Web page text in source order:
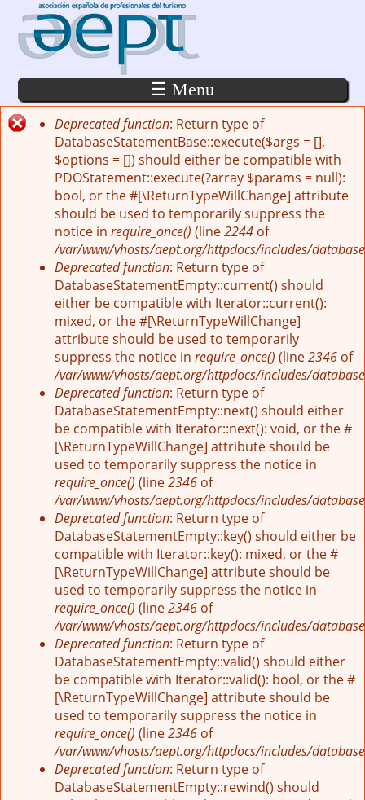
Pasar al contenido principal
☰ Menu
Mensaje de error
Deprecated function: Return type of
DatabaseStatementBase::execute($args = [],
$options = []) should either be compatible with
PDOStatement::execute(?array $params = null):
bool, or the #[\ReturnTypeWillChange] attribute
should be used to temporarily suppress the
notice in require_once() (line2244 of
/var/www/vhosts/aept.org/httpdocs/includes/
Deprecated function: Return type of
DatabaseStatementEmpty::current() should
either be compatible with Iterator::current():
mixed, or the #[\ReturnTypeWillChange]
attribute should be used to temporarily
suppress the notice in require_once() (line2346 of
/var/www/vhosts/aept.org/httpdocs/includes/
Deprecated function: Return type of
DatabaseStatementEmpty::next() should either
be compatible with Iterator::next(): void, or the #
[\ReturnTypeWillChange] attribute should be
used to temporarily suppress the notice in
require_once() (line2346 of
/var/www/vhosts/aept.org/httpdocs/includes/
Deprecated function: Return type of
DatabaseStatementEmpty::key() should either be
compatible with Iterator::key(): mixed, or the #
[\ReturnTypeWillChange] attribute should be
used to temporarily suppress the notice in
require_once() (line2346 of
/var/www/vhosts/aept.org/httpdocs/includes/
Deprecated function: Return type of
DatabaseStatementEmpty::valid() should either
be compatible with Iterator::valid(): bool, or the #
[\ReturnTypeWillChange] attribute should be
used to temporarily suppress the notice in
require_once() (line2346 of
/var/www/vhosts/aept.org/httpdocs/includes/
Deprecated function: Return type of
DatabaseStatementEmpty::rewind() should